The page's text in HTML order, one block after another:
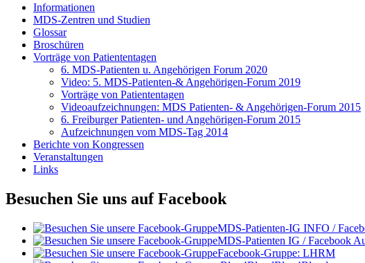
Informationen
MDS-Zentren und Studien
Glossar
Broschüren
Vorträge von Patiententagen
6. MDS-Patienten u. Angehörigen Forum 2020
Video: 5. MDS-Patienten-& Angehörigen-Forum 2019
Vorträge von Patiententagen
Videoaufzeichnungen: MDS Patienten- & Angehörigen-Forum 2015
6. Freiburger Patienten- und Angehörigen-Forum 2015
Aufzeichnungen vom MDS-Tag 2014
Berichte von Kongressen
Veranstaltungen
Links
Besuchen Sie uns auf Facebook
MDS-Patienten-IG INFO /
MDS-Patienten IG / Facebook
Facebook-Gruppe: LHRM